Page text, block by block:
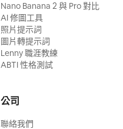
Nano Banana 2 與 Pro 對比
AI 修圖工具
照片提示詞
圖片轉提示詞
Lenny 職涯教練
ABTI 性格測試
公司
聯絡我們